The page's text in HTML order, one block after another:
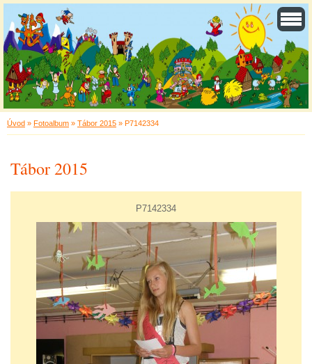
Úvod » Fotoalbum » Tábor 2015 » P7142334
Tábor 2015
P7142334